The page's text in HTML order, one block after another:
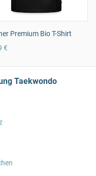
Premium Bio T-Shirt
€
Taekwondo